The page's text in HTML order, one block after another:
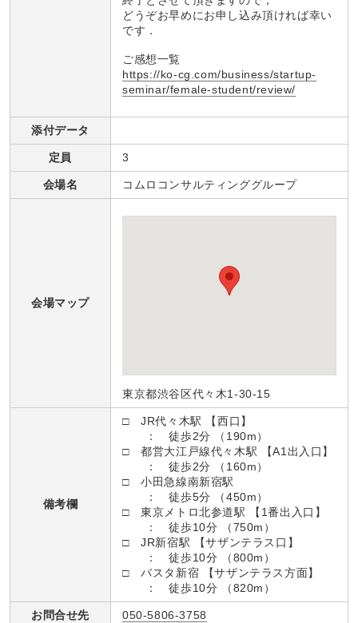
どうぞお早めにお申し込み頂ければ幸い
です．
ご感想一覧
https://ko-cg.com/business/startup-
seminar/female-student/review/
添付データ
定員 3
会場名 コムロコンサルティンググループ
会場マップ
東京都渋谷区代々木1-30-15
備考欄
□ JR代々木駅 【西口】
： 徒歩2分 （190m）
□ 都営大江戸線代々木駅 【A1出入口】
： 徒歩2分 （160m）
□ 小田急線南新宿駅
： 徒歩5分 （450m）
□ 東京メトロ北参道駅 【1番出入口】
： 徒歩10分 （750m）
□ JR新宿駅 【サザンテラス口】
： 徒歩10分 （800m）
□ バスタ新宿 【サザンテラス方面】
： 徒歩10分 （820m）
お問合せ先 050-5806-3758